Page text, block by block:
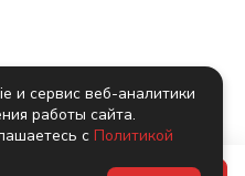
и сервис веб-аналитики
работы сайта.
с Политикой